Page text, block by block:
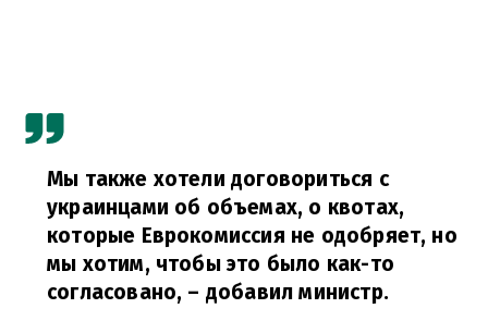
Мы также хотели договориться с
украинцами об объемах, о квотах,
которые Еврокомиссия не одобряет, но
мы хотим, чтобы это было как-то
согласовано, – добавил министр.